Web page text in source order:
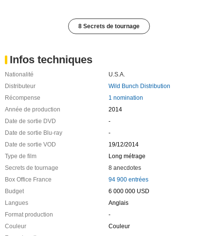
8 Secrets de tournage
Infos techniques
Nationalité
U.S.A.
Distributeur
Wild Bunch Distribution
Récompense
1 nomination
Année de production
2014
Date de sortie DVD
-
Date de sortie Blu-ray
-
Date de sortie VOD
19/12/2014
Type de film
Long métrage
Secrets de tournage
8 anecdotes
Box Office France
94 900 entrées
Budget
6 000 000 USD
Langues
Anglais
Format production
-
Couleur
Couleur